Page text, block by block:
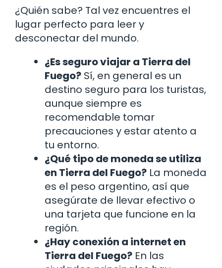
¿Quién sabe? Tal vez encuentres el
lugar perfecto para leer y
desconectar del mundo.
¿Es seguro viajar a Tierra del
Fuego? Sí, en general es un
destino seguro para los turistas,
aunque siempre es
recomendable tomar
precauciones y estar atento a
tu entorno.
¿Qué tipo de moneda se utiliza
en Tierra del Fuego? La moneda
es el peso argentino, así que
asegúrate de llevar efectivo o
una tarjeta que funcione en la
región.
¿Hay conexión a internet en
Tierra del Fuego? En las